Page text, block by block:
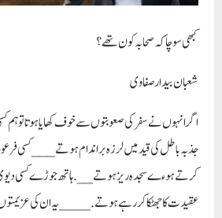
کبھی سوچا کہ صحابہ کون تھے؟
شعبان بیدار صفاوی
اگر انہوں نے سفر کی صعوبتوں سے خوف کھایا ہوتا تو
جذبہ باطل کی قید میں لرزہ بر اندام ہوتے___کسی
کرتے ہوءے سجدہ ریز ہوتے__. ہاتھ جوڑے کسی دیوی
عقیدت کا جھٹکا کررہے ہوتے.____ یہ ان کی عزیمتوں